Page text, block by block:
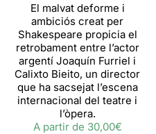
El malvat deforme i
ambiciós creat per
Shakespeare propicia el
retrobament entre l’actor
argentí Joaquín Furriel i
Calixto Bieito, un director
que ha sacsejat l’escena
internacional del teatre i
l’òpera.
A partir de 30,00€